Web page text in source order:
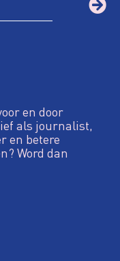
en door
als journalist,
en betere
Word dan